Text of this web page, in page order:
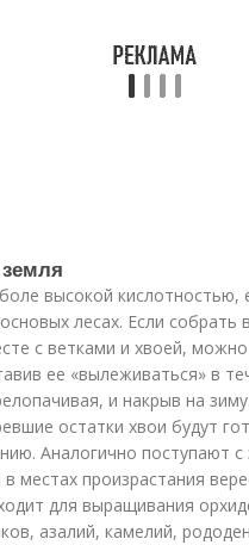
высокой кислотностью,
лесах. Если собрать
с ветками и хвоей,
ее «вылеживаться» в
и накрыв на
остатки хвои будут
Аналогично поступают с
местах произрастания
для выращивания
азалий, камелий,